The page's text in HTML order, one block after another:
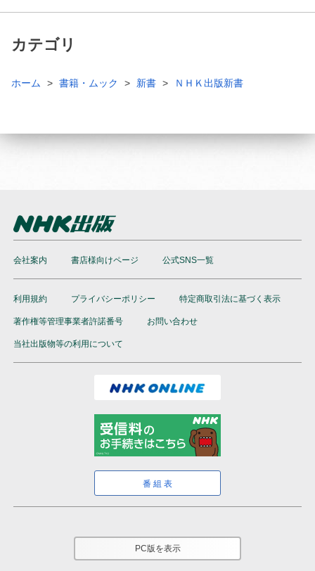
カテゴリ
ホーム 書籍・ムック 新書 ＮＨＫ出版新書
会社案内 書店様向けページ 公式SNS一覧
利用規約 プライバシーポリシー 特定商取引法に基づく表示
著作権等管理事業者許諾番号 お問い合わせ
当社出版物等の利用について
番組表
PC版を表示